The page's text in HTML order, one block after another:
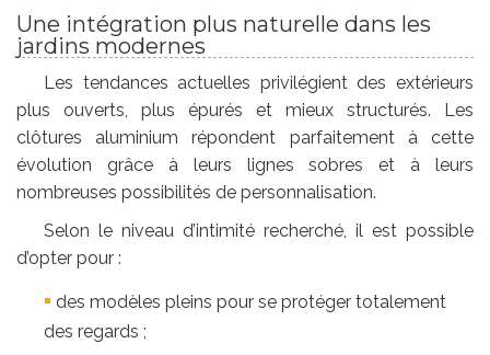
Une intégration plus naturelle dans les
jardins modernes
Les tendances actuelles privilégient des extérieurs
plus ouverts, plus épurés et mieux structurés. Les
clôtures aluminium répondent parfaitement à cette
évolution grâce à leurs lignes sobres et à leurs
nombreuses possibilités de personnalisation.
Selon le niveau d’intimité recherché, il est possible
d’opter pour :
des modèles pleins pour se protéger totalement
des regards ;